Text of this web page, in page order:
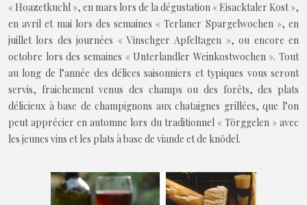
« Hoazetkuchl », en mars lors de la dégustation « Eisacktaler Kost »,
en avril et mai lors des semaines « Terlaner Spargelwochen », en
juillet lors des journées « Vinschger Apfeltagen », ou encore en
octobre lors des semaines « Unterlandler Weinkostwochen ». Tout
au long de l’année des délices saisonniers et typiques vous seront
servis, fraichement venus des champs ou des forêts, des plats
délicieux à base de champignons aux chataignes grillées, que l’on
peut apprécier en automne lors du traditionnel « Törggelen » avec
les jeunes vins et les plats à base de viande et de knödel.